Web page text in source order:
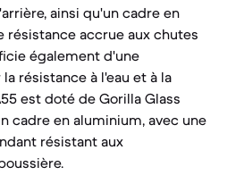
ainsi qu'un cadre en
résistance accrue aux chutes
également d'une
résistance à l'eau et à la
est doté de Gorilla Glass
cadre en aluminium, avec une
résistant aux